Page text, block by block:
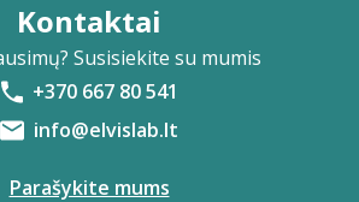
Kontaktai
Susisiekite su mumis
+370 667 80 541
info@elvislab.lt
Parašykite mums